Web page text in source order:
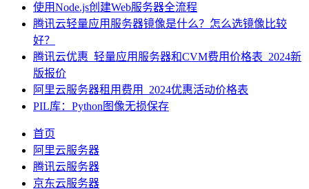
使用Node.js创建Web服务器全流程
腾讯云轻量应用服务器镜像是什么？怎么选镜像比较
好？
腾讯云优惠_轻量应用服务器和CVM费用价格表_2024新
版报价
阿里云服务器租用费用_2024优惠活动价格表
PIL库：Python图像无损保存
首页
阿里云服务器
腾讯云服务器
京东云服务器